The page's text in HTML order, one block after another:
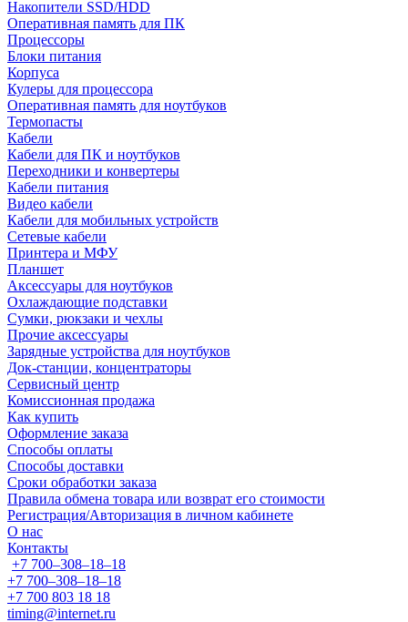
Накопители SSD/HDD
Оперативная память для ПК
Процессоры
Блоки питания
Корпуса
Кулеры для процессора
Оперативная память для ноутбуков
Термопасты
Кабели
Кабели для ПК и ноутбуков
Переходники и конвертеры
Кабели питания
Видео кабели
Кабели для мобильных устройств
Сетевые кабели
Принтера и МФУ
Планшет
Аксессуары для ноутбуков
Охлаждающие подставки
Сумки, рюкзаки и чехлы
Прочие аксессуары
Зарядные устройства для ноутбуков
Док-станции, концентраторы
Сервисный центр
Комиссионная продажа
Как купить
Оформление заказа
Способы оплаты
Способы доставки
Сроки обработки заказа
Правила обмена товара или возврат его стоимости
Регистрация/Авторизация в личном кабинете
О нас
Контакты
+7 700‒308‒18‒18
+7 700‒308‒18‒18
+7 700 803 18 18
timing@internet.ru